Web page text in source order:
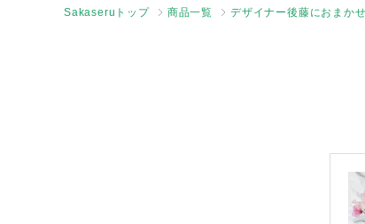
Sakaseruトップ 商品一覧 デザイナー後藤におまか